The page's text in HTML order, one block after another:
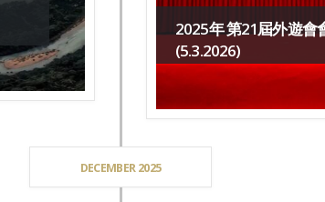
2025年 第21屆外遊會
(5.3.2026)
DECEMBER 2025